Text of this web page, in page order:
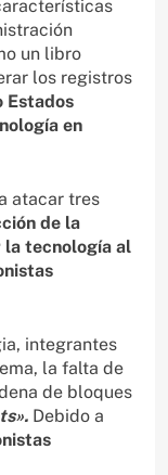
un libro
los registros
Estados
en
atacar tres
de la
tecnología al
integrantes
la falta de
de bloques
Debido a